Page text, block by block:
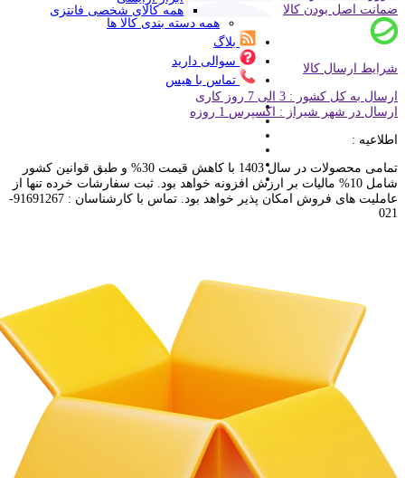
همه کالای شخصی فانتزی
همه دسته بندی کالا ها
بلاگ
سوالی دارید
تماس با هیس
ضمانت اصل بودن کالا
شرایط ارسال کالا
ارسال به کل کشور : 3 الی 7 روز کاری
ارسال در شهر شیراز : اکسپرس 1 روزه
اطلاعیه :
تمامی محصولات در سال 1403 با کاهش قیمت 30% و طبق قوانین کشور
شامل 10% مالیات بر ارزش افزونه خواهد بود. ثبت سفارشات خرده تنها از
عاملیت های فروش امکان پذیر خواهد بود. تماس با کارشناسان : 91691267-
021